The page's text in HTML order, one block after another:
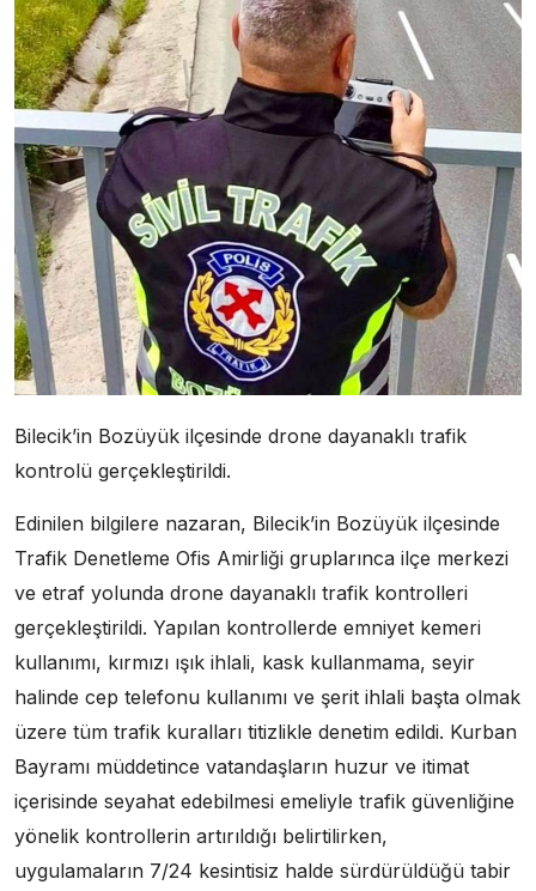
Bilecik’in Bozüyük ilçesinde drone dayanaklı trafik
kontrolü gerçekleştirildi.
Edinilen bilgilere nazaran, Bilecik’in Bozüyük ilçesinde
Trafik Denetleme Ofis Amirliği gruplarınca ilçe merkezi
ve etraf yolunda drone dayanaklı trafik kontrolleri
gerçekleştirildi. Yapılan kontrollerde emniyet kemeri
kullanımı, kırmızı ışık ihlali, kask kullanmama, seyir
halinde cep telefonu kullanımı ve şerit ihlali başta olmak
üzere tüm trafik kuralları titizlikle denetim edildi. Kurban
Bayramı müddetince vatandaşların huzur ve itimat
içerisinde seyahat edebilmesi emeliyle trafik güvenliğine
yönelik kontrollerin artırıldığı belirtilirken,
uygulamaların 7/24 kesintisiz halde sürdürüldüğü tabir